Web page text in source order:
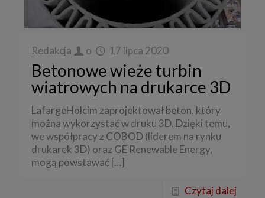
Redakcja o 17 lipca 2020
Betonowe wieże turbin
wiatrowych na drukarce 3D
LafargeHolcim zaprojektował beton, który
można wykorzystać w druku 3D. Dzięki temu,
we współpracy z COBOD (liderem na rynku
drukarek 3D) oraz GE Renewable Energy,
mogą powstawać […]
Czytaj dalej